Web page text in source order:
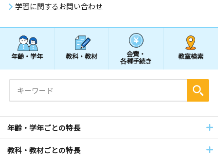
学習に関するお問い合わせ
年齢・学年 教科・教材 会費・
各種手続き
教室検索
年齢・学年ごとの特長
教科・教材ごとの特長